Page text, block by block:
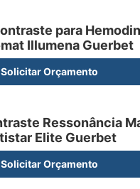
para
Illumena Guerbet
Solicitar Orçamento
Ressonância
Elite Guerbet
Solicitar Orçamento